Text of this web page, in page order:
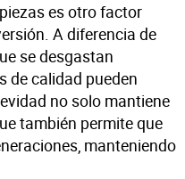
es otro factor
A diferencia de
se desgastan
de calidad pueden
no solo mantiene
también permite que
manteniendo